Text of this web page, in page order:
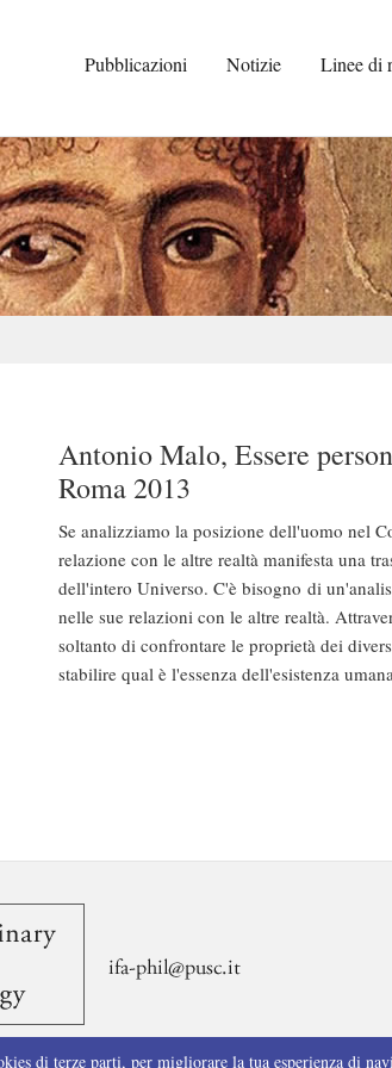
Pubblicazioni Notizie Linee di
Antonio Malo, Essere
Roma 2013
Se analizziamo la posizione dell'uomo nel
relazione con le altre realtà manifesta una
dell'intero Universo. C'è bisogno di
nelle sue relazioni con le altre realtà.
soltanto di confrontare le proprietà dei
stabilire qual è l'essenza dell'esistenza
di terze parti, per migliorare la tua esperienza di